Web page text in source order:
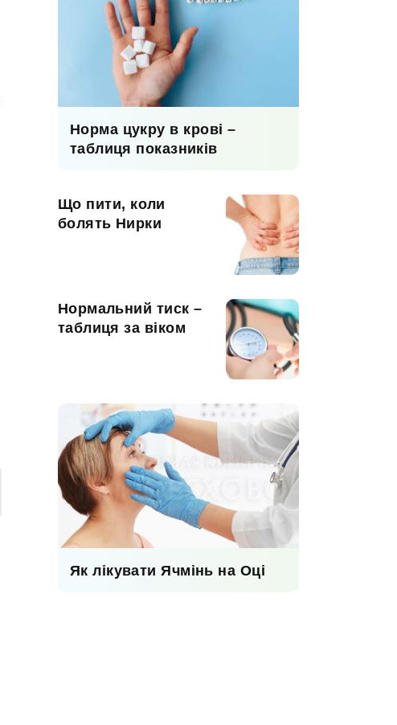
Норма цукру в крові –
таблиця показників
Що пити, коли
болять Нирки
Нормальний тиск –
таблиця за віком
Як лікувати Ячмінь на Оці